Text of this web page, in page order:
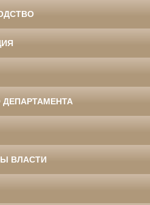
ДЕПАРТАМЕНТА
ВЛАСТИ